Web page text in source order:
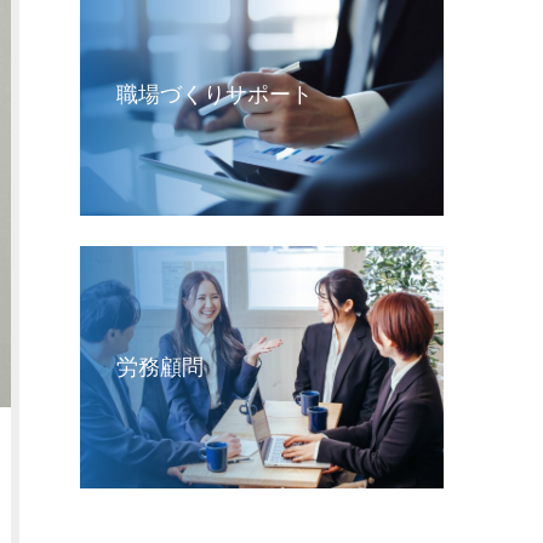
職場づくりサポート
労務顧問